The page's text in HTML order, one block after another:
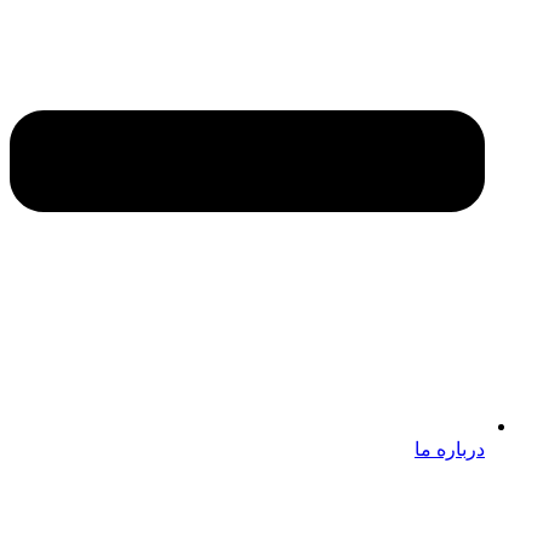
درباره ما